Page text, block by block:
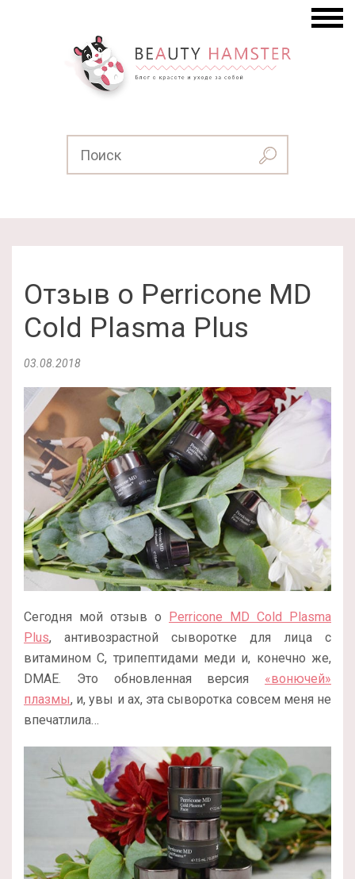
Отзыв о Perricone MD
Cold Plasma Plus
03.08.2018
Сегодня мой отзыв о
Perricone MD Cold Plasma
Plus, антивозрастной сыворотке для лица с
витамином С, трипептидами меди и, конечно же,
DMAE. Это обновленная версия «вонючей»
плазмы, и, увы и ах, эта сыворотка совсем меня не
впечатлила…